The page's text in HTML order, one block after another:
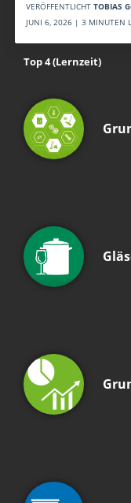
VERÖFFENTLICHT TOBIAS
JUNI 6, 2026 | 3 MINUTEN
Top 4 (Lernzeit)